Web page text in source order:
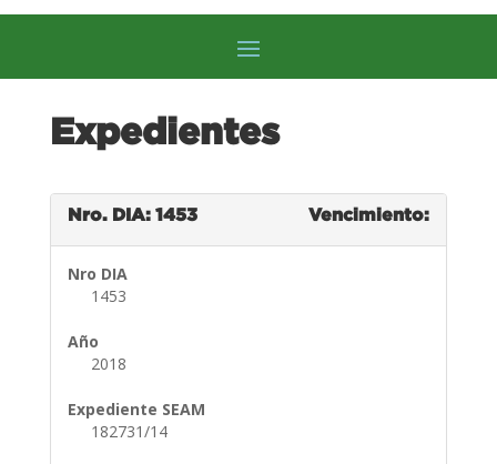
Expedientes
Nro. DIA: 1453 Vencimiento:
Nro DIA
1453
Año
2018
Expediente SEAM
182731/14